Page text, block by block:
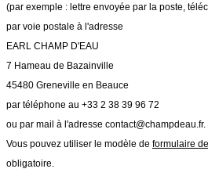
(par exemple : lettre envoyée par la poste,
par voie postale à l'adresse
EARL CHAMP D'EAU
7 Hameau de Bazainville
45480 Greneville en Beauce
par téléphone au +33 2 38 39 96 72
ou par mail à l'adresse contact@champdeau.fr.
Vous pouvez utiliser le modèle de formulaire
obligatoire.